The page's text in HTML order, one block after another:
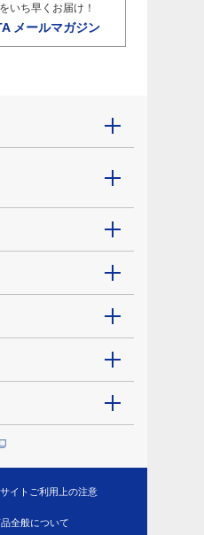
いち早くお届け！
メールマガジン
イトご利用上の注意
全般について